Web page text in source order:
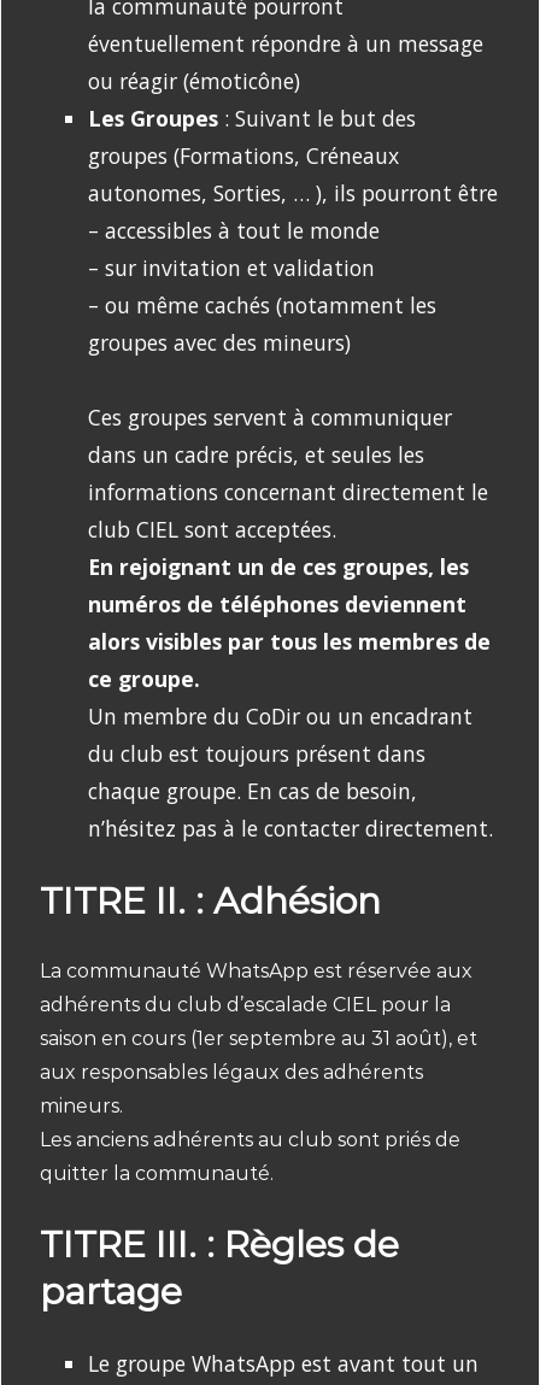
la communauté pourront
éventuellement répondre à un message
ou réagir (émoticône)
Les Groupes : Suivant le but des
groupes (Formations, Créneaux
autonomes, Sorties, … ), ils pourront être
– accessibles à tout le monde
– sur invitation et validation
– ou même cachés (notamment les
groupes avec des mineurs)
Ces groupes servent à communiquer
dans un cadre précis, et seules les
informations concernant directement le
club CIEL sont acceptées.
En rejoignant un de ces groupes, les
numéros de téléphones deviennent
alors visibles par tous les membres de
ce groupe.
Un membre du CoDir ou un encadrant
du club est toujours présent dans
chaque groupe. En cas de besoin,
n’hésitez pas à le contacter directement.
TITRE II. : Adhésion
La communauté WhatsApp est réservée aux
adhérents du club d’escalade CIEL pour la
saison en cours (1er septembre au 31 août), et
aux responsables légaux des adhérents
mineurs.
Les anciens adhérents au club sont priés de
quitter la communauté.
TITRE III. : Règles de
partage
Le groupe WhatsApp est avant tout un